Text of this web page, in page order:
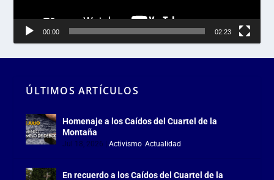
00:00 02:23
ÚLTIMOS ARTÍCULOS
Homenaje a los Caídos del Cuartel de la
Montaña
Jul 18, 2026 |Activismo,Actualidad
En recuerdo a los Caídos del Cuartel de la